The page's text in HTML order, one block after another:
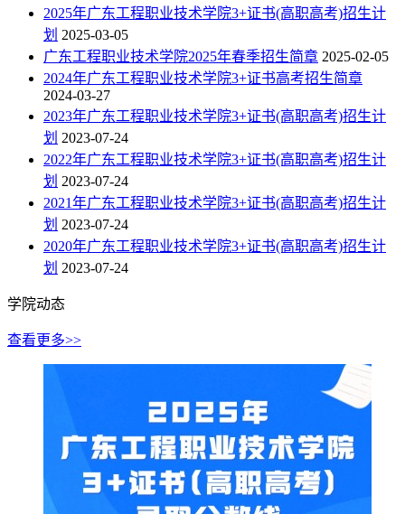
2025年广东工程职业技术学院3+证书(高职高考)招生计
划 2025-03-05
广东工程职业技术学院2025年春季招生简章 2025-02-05
2024年广东工程职业技术学院3+证书高考招生简章
2024-03-27
2023年广东工程职业技术学院3+证书(高职高考)招生计
划 2023-07-24
2022年广东工程职业技术学院3+证书(高职高考)招生计
划 2023-07-24
2021年广东工程职业技术学院3+证书(高职高考)招生计
划 2023-07-24
2020年广东工程职业技术学院3+证书(高职高考)招生计
划 2023-07-24
学院动态
查看更多>>